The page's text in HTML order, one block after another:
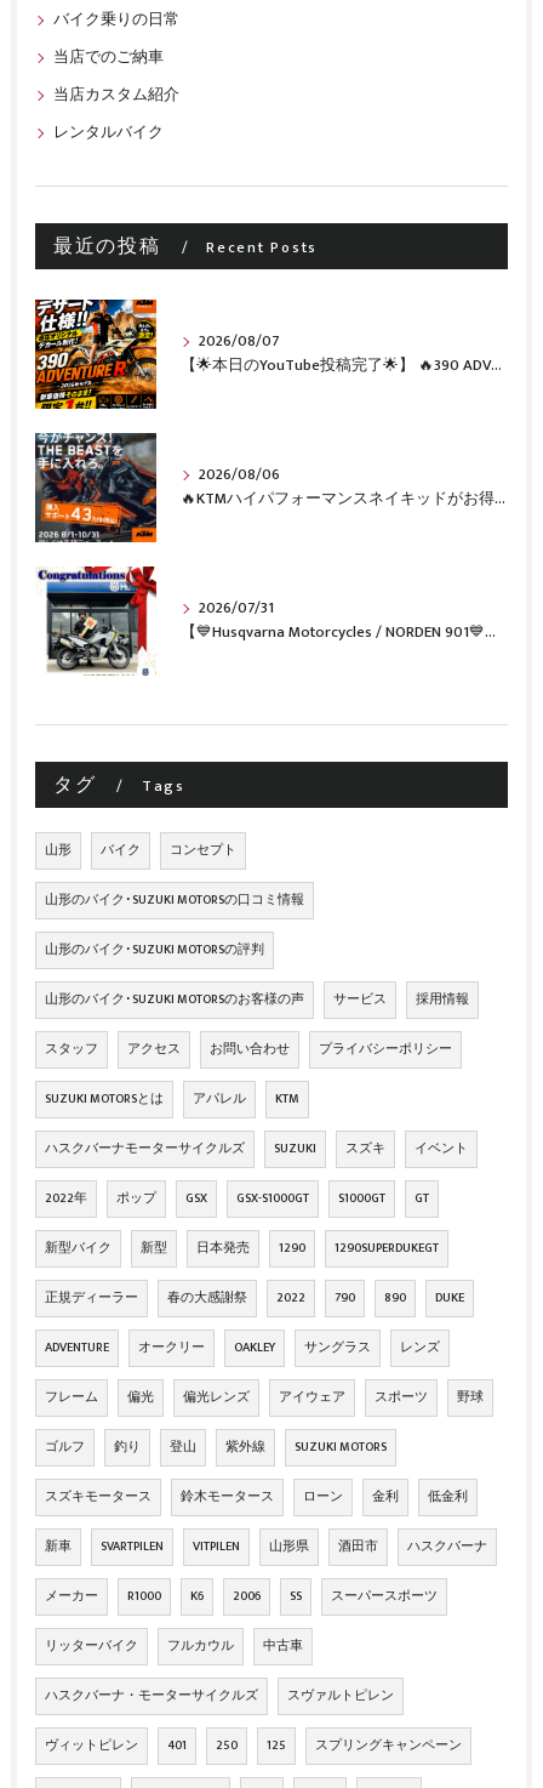
バイク乗りの日常
当店でのご納車
当店カスタム紹介
レンタルバイク
最近の投稿 Recent Posts
2026/08/07
【🌟本日のYouTube投稿完了🌟】 🔥390 ADVENTURE R × KTM山形 オリジナルデカール仕様誕生🔥
2026/08/06
🔥KTMハイパフォーマンスネイキッドがお得に手に入るチャンス🔥
2026/07/31
【💙Husqvarna Motorcycles / NORDEN 901💙】 ご納車おめでとうございます🎉✨
タグ Tags
山形 バイク コンセプト
山形のバイク･SUZUKI MOTORSの口コミ情報
山形のバイク･SUZUKI MOTORSの評判
山形のバイク･SUZUKI MOTORSのお客様の声 サービス 採用情報
スタッフ アクセス お問い合わせ プライバシーポリシー
SUZUKI MOTORSとは アパレル KTM
ハスクバーナモーターサイクルズ SUZUKI スズキ イベント
2022年 ポップ GSX GSX-S1000GT S1000GT GT
新型バイク 新型 日本発売 1290 1290SUPERDUKEGT
正規ディーラー 春の大感謝祭 2022 790 890 DUKE
ADVENTURE オークリー OAKLEY サングラス レンズ
フレーム 偏光 偏光レンズ アイウェア スポーツ 野球
ゴルフ 釣り 登山 紫外線 SUZUKI MOTORS
スズキモータース 鈴木モータース ローン 金利 低金利
新車 SVARTPILEN VITPILEN 山形県 酒田市 ハスクバーナ
メーカー R1000 K6 2006 SS スーパースポーツ
リッターバイク フルカウル 中古車
ハスクバーナ・モーターサイクルズ スヴァルトピレン
ヴィットピレン 401 250 125 スプリングキャンペーン